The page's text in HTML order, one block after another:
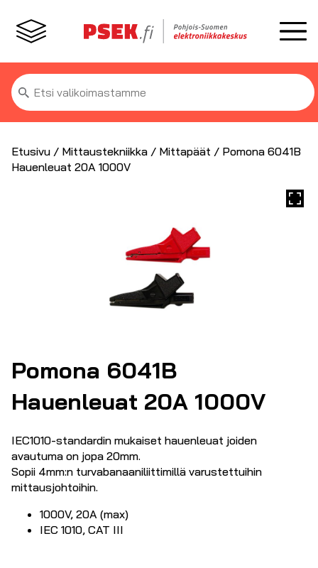
Etsi:
Etusivu / Mittaustekniikka / Mittapäät / Pomona 6041B
Hauenleuat 20A 1000V
Pomona 6041B
Hauenleuat 20A 1000V
IEC1010-standardin mukaiset hauenleuat joiden
avautuma on jopa 20mm.
Sopii 4mm:n turvabanaaniliittimillä varustettuihin
mittausjohtoihin.
1000V, 20A (max)
IEC 1010, CAT III